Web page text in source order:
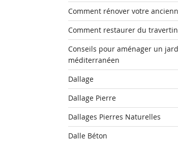
Comment rénover votre
Comment restaurer du travertin
Conseils pour aménager un
méditerranéen
Dallage
Dallage Pierre
Dallages Pierres Naturelles
Dalle Béton